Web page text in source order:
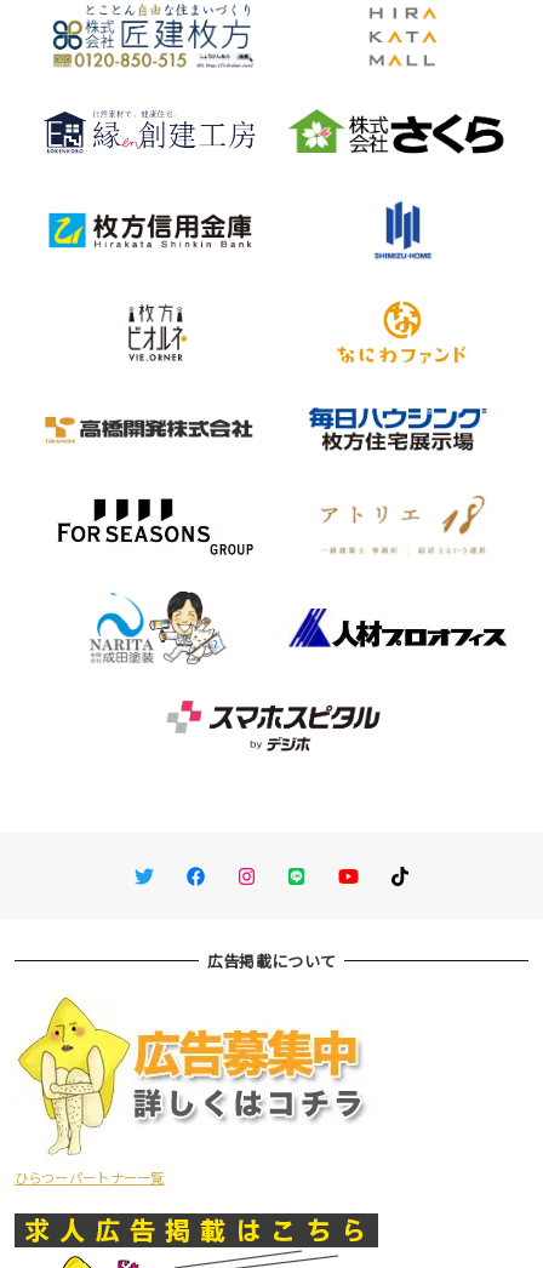
TwitterFacebookInstagram
LINE You TubeTikTok
広告掲載について
ひらつーパートナー一覧